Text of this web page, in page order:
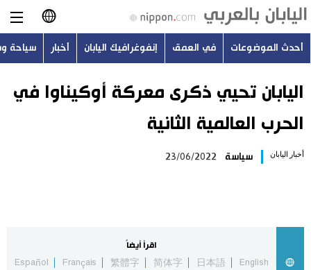
日本語
English
Русский
أحدث الموضوعات
أحدث الموضوعات في العمق إنفوغرافيك اليابان أخبار سياحة
اليابان تحيي ذكرى معركة أوكيناوا في
الحرب العالمية الثانية
أخبار اليابان سياسة 23/06/2022
اقرأ أيضاً
English
日本語
简体字
繁體字
Français
Español